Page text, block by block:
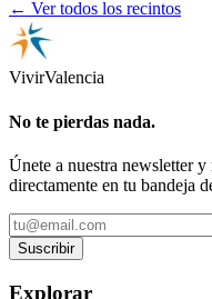
← Ver todos los recintos
VivirValencia
No te pierdas nada.
Únete a nuestra newsletter
directamente en tu bandeja
Suscribir
Explorar